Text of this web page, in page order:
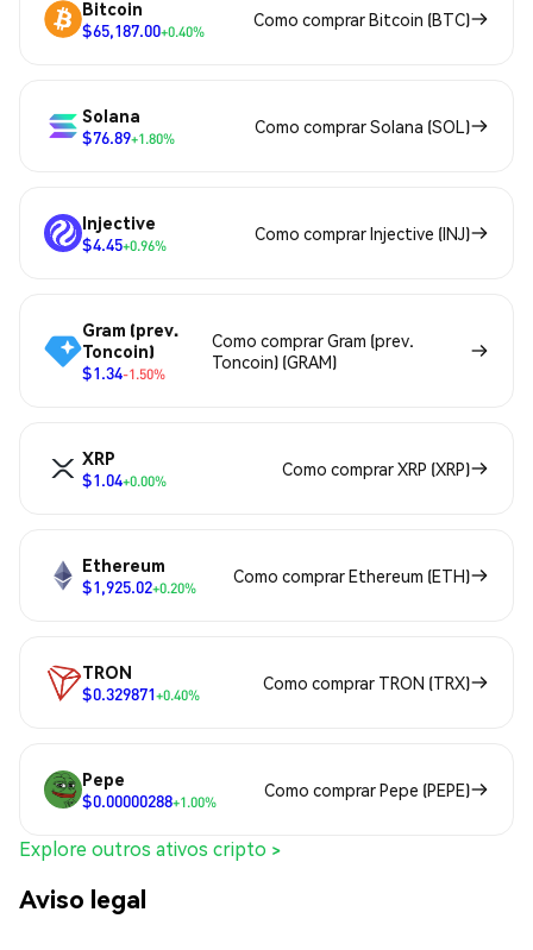
Bitcoin
$65,187.00+0.40%
Como comprar Bitcoin (BTC)
Solana
$76.89+1.80%
Como comprar Solana (SOL)
Injective
$4.45+0.96%
Como comprar Injective (INJ)
Gram (prev.
Toncoin)
$1.34-1.50%
Como comprar Gram (prev.
Toncoin) (GRAM)
XRP
$1.04+0.00%
Como comprar XRP (XRP)
Ethereum
$1,925.02+0.20%
Como comprar Ethereum (ETH)
TRON
$0.329871+0.40%
Como comprar TRON (TRX)
Pepe
$0.00000288+1.00%
Como comprar Pepe (PEPE)
Explore outros ativos cripto >
Aviso legal